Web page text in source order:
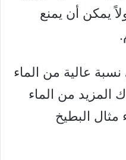
يمكن أن يمنع
عالية من الماء
المزيد من الماء
مثال البطيخ